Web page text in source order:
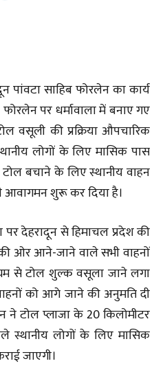
पांवटा साहिब फोरलेन का कार्य
पर धर्मावाला में बनाए गए
वसूली की प्रक्रिया औपचारिक
लोगों के लिए मासिक पास
टोल बचाने के लिए स्थानीय वाहन
आवागमन शुरू कर दिया है।
देहरादून से हिमाचल प्रदेश की
ओर आने-जाने वाले सभी वाहनों
से टोल शुल्क वसूला जाने लगा
को आगे जाने की अनुमति दी
ने टोल प्लाजा के 20 किलोमीटर
स्थानीय लोगों के लिए मासिक
जाएगी।